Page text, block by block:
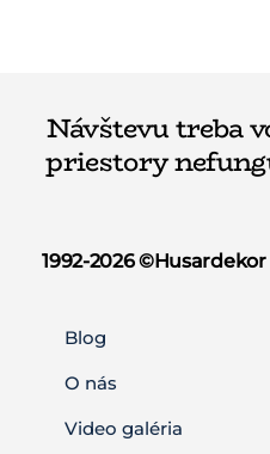
Návštevu treba
priestory
1992-2026 ©️Husardekor
Blog
O nás
Video galéria